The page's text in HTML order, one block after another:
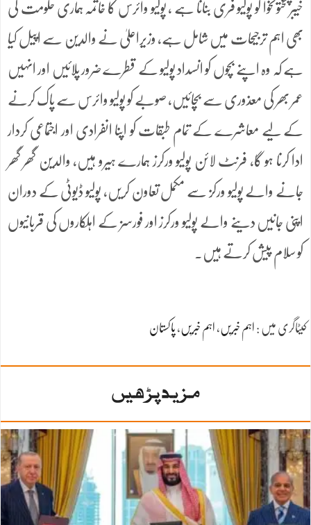
خیبرپختونخوا کو پولیو فری بنانا ہے ، پولیو وائرس کا خاتمہ ہماری حکومت کی
بھی اہم ترجیحات میں شامل ہے، وزیراعلیٰ نے والدین سے اپیل کیا
ہے کہ وہ اپنے بچوں کو انسداد پولیو کے قطرے ضرور پلائیں اور انہیں
عمر بھر کی معذوری سے بچائیں، صوبے کو پولیو وائرس سے پاک کرنے
کے لیے معاشرے کے تمام طبقات کو اپنا انفرادی اور اجتماعی کردار
ادا کرنا ہو گا، فرنٹ لائن پولیو ورکرز ہمارے ہیرو ہیں، والدین گھر گھر
جانے والے پولیو ورکز سے مکمل تعاون کریں، پولیو ڈیوٹی کے دوران
اپنی جانیں دینے والے پولیو ورکرز اور فورسز کے اہلکاروں کی قربانیوں
کو سلام پیش کرتے ہیں۔
کیٹاگری میں : اہم خبریں ، اہم خبریں ، پاکستان
مزید پڑھیں